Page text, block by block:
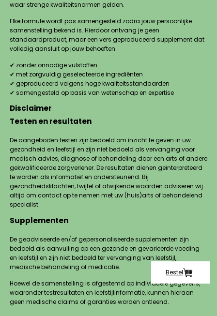
Bestel
waar strenge kwaliteitsnormen gelden.
Elke formule wordt pas samengesteld zodra jouw persoonlijke
samenstelling bekend is. Hierdoor ontvang je geen
standaardproduct, maar een vers geproduceerd supplement dat
volledig aansluit op jouw behoeften.
✔ zonder onnodige vulstoffen
✔ met zorgvuldig geselecteerde ingrediënten
✔ geproduceerd volgens hoge kwaliteitsstandaarden
✔ samengesteld op basis van wetenschap en expertise
Disclaimer
Testen en resultaten
De aangeboden testen zijn bedoeld om inzicht te geven in uw
gezondheid en leefstijl en zijn niet bedoeld als vervanging voor
medisch advies, diagnose of behandeling door een arts of andere
gekwalificeerde zorgverlener. De resultaten dienen geïnterpreteerd
te worden als informatief en ondersteunend. Bij
gezondheidsklachten, twijfel of afwijkende waarden adviseren wij
altijd om contact op te nemen met uw (huis)arts of behandelend
specialist.
Supplementen
De geadviseerde en/of gepersonaliseerde supplementen zijn
bedoeld als aanvulling op een gezonde en gevarieerde voeding
en leefstijl en zijn niet bedoeld ter vervanging van leefstijl,
medische behandeling of medicatie.
Hoewel de samenstelling is afgestemd op individuele gegevens,
waaronder testresultaten en leefstijlinformatie, kunnen hieraan
geen medische claims of garanties worden ontleend.